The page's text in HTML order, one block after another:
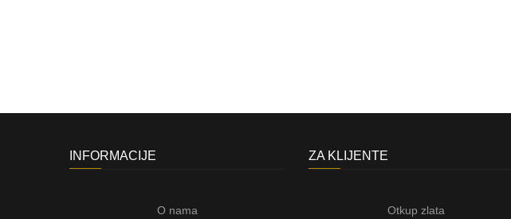
INFORMACIJE
O nama
ZA KLIJENTE
Otkup zlata